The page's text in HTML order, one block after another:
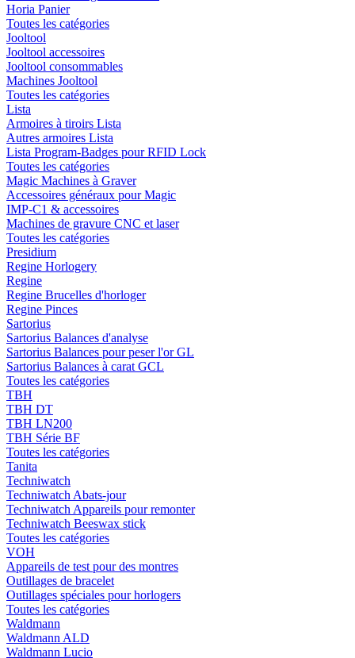
Horia Panier
Toutes les catégories
Jooltool
Jooltool accessoires
Jooltool consommables
Machines Jooltool
Toutes les catégories
Lista
Armoires à tiroirs Lista
Autres armoires Lista
Lista Program-Badges pour RFID Lock
Toutes les catégories
Magic Machines à Graver
Accessoires généraux pour Magic
IMP-C1 & accessoires
Machines de gravure CNC et laser
Toutes les catégories
Presidium
Regine Horlogery
Regine
Regine Brucelles d'horloger
Regine Pinces
Sartorius
Sartorius Balances d'analyse
Sartorius Balances pour peser l'or GL
Sartorius Balances à carat GCL
Toutes les catégories
TBH
TBH DT
TBH LN200
TBH Série BF
Toutes les catégories
Tanita
Techniwatch
Techniwatch Abats-jour
Techniwatch Appareils pour remonter
Techniwatch Beeswax stick
Toutes les catégories
VOH
Appareils de test pour des montres
Outillages de bracelet
Outillages spéciales pour horlogers
Toutes les catégories
Waldmann
Waldmann ALD
Waldmann Lucio